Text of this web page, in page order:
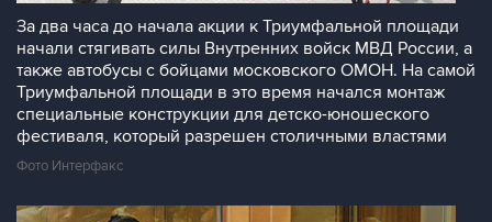
За два часа до начала акции к Триумфальной площади
начали стягивать силы Внутренних войск МВД России, а
также автобусы с бойцами московского ОМОН. На самой
Триумфальной площади в это время начался монтаж
специальные конструкции для детско-юношеского
фестиваля, который разрешен столичными властями
Фото Интерфакс